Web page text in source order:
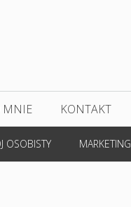
MNIE KONTAKT
OSOBISTY MARKETING